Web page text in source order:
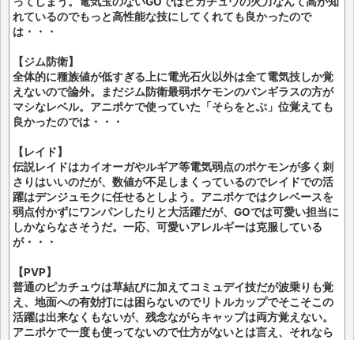
れているのでもっと高性能な技にしてくれても良かったので
は・・・
【ジム防衛】
全体的に種族値が低すぎる上に電光石火以外は全て電気技しか覚
えないので論外。まだジム防衛最弱ポケモンのバンギラスの方が
マシなレベル。アニポケで使っていた「そらをとぶ」位覚えても
良かったのでは・・・
【レイド】
伝説レイドはカイオーガやルギア等電気弱点のポケモンが多く刺
さりはいいのだが、数値が不足しまくっているのでレイドでの活
躍はデンジュモクに任せるとしよう。アニポケではクレベースを
弱点付かずにワンパンしたりと大活躍だが、GOでは可愛い担当に
しかならなさそうだ。一応、可愛いアレルギーは克服している
が・・・
【PVP】
普通のピカチュウは草結びに加えてコミュデイ技だが波乗りも覚
え、地面への有効打には困らないのでリトルカップでそこそこの
活躍は出来なくもないが、残念ながらキャップは両方覚えない。
アニポケで一度も使ってないので仕方がないとは言え、それなら